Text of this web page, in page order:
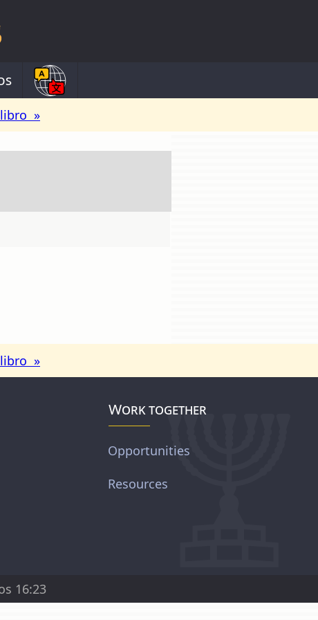
»
»
Work together
Opportunities
Resources
16:23